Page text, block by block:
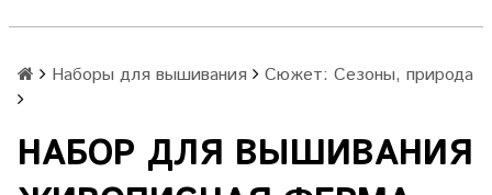
Наборы для вышивания Сюжет: Сезоны, природа
НАБОР ДЛЯ ВЫШИВАНИЯ